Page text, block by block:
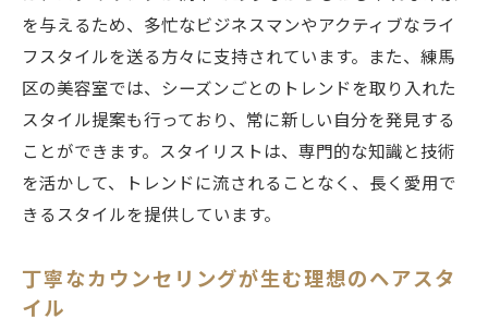
理想のスタイルへのアプローチ
最新技術を駆使したスタイル提案
プロフェッショナルのこだわりと魅力
あなたの理想を形にする美容室
練馬区で自分らしさを追求するメンズ美容室の
旅
個性を引き出すための美容室体験
を与えるため、多忙なビジネスマンやアクティブなライ
フスタイルを送る方々に支持されています。また、練馬
区の美容室では、シーズンごとのトレンドを取り入れた
スタイル提案も行っており、常に新しい自分を発見する
ことができます。スタイリストは、専門的な知識と技術
を活かして、トレンドに流されることなく、長く愛用で
きるスタイルを提供しています。
丁寧なカウンセリングが生む理想のヘアスタ
イル